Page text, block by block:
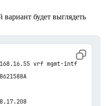
будет выглядеть
vrf mgmt-intf